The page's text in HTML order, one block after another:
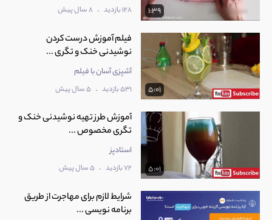
1:39 128 بازدید . 8 سال پیش
5:01
فیلم آموزش درست کردن
نوشیدنی خنک و تگری ...
آشپزی آسان با فیلم
531 بازدید . 5 سال پیش
5:01
آموزش طرز تهیه نوشیدنی خنک و
تگری مخصوص ...
استادپز
72 بازدید . 5 سال پیش
شرایط لازم برای مهاجرت از طریق
برنامه نویسی ...